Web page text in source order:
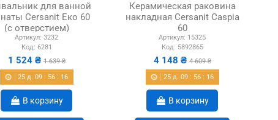
для ванной
Cersanit Еко 60
(с отверстием)
Артикул: 3232
Код: 6281
1 524 ₴ 1 639 ₴
25 д. 09 : 56 : 15
В корзину
Керамическая раковина
накладная Cersanit Caspia
60
Артикул: 15325
Код: 5892865
4 148 ₴ 4 609 ₴
25 д. 09 : 56 : 15
В корзину